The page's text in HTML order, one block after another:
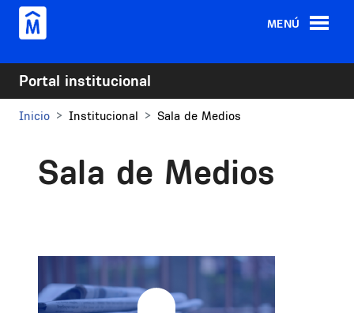
Pasar al contenido principal
MENÚ
Portal institucional
Inicio Institucional Sala de Medios
Sala de Medios